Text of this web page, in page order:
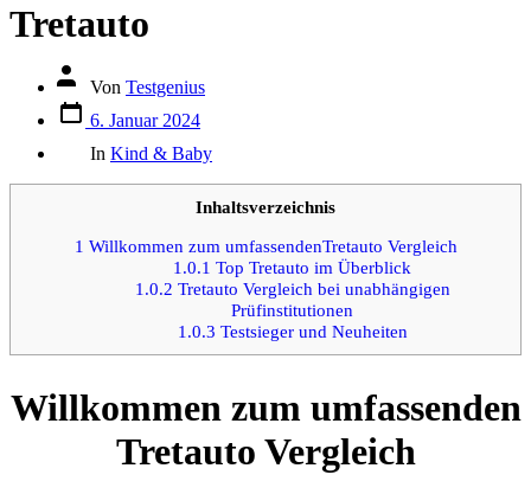
Tretauto
Autor
Beitrags
Von Testgenius
Datum
des
Beitrags
6. Januar 2024
In Kind & Baby
Inhaltsverzeichnis
1 Willkommen zum umfassendenTretauto Vergleich
1.0.1 Top Tretauto im Überblick
1.0.2 Tretauto Vergleich bei unabhängigen
Prüfinstitutionen
1.0.3 Testsieger und Neuheiten
Willkommen zum umfassenden
Tretauto Vergleich